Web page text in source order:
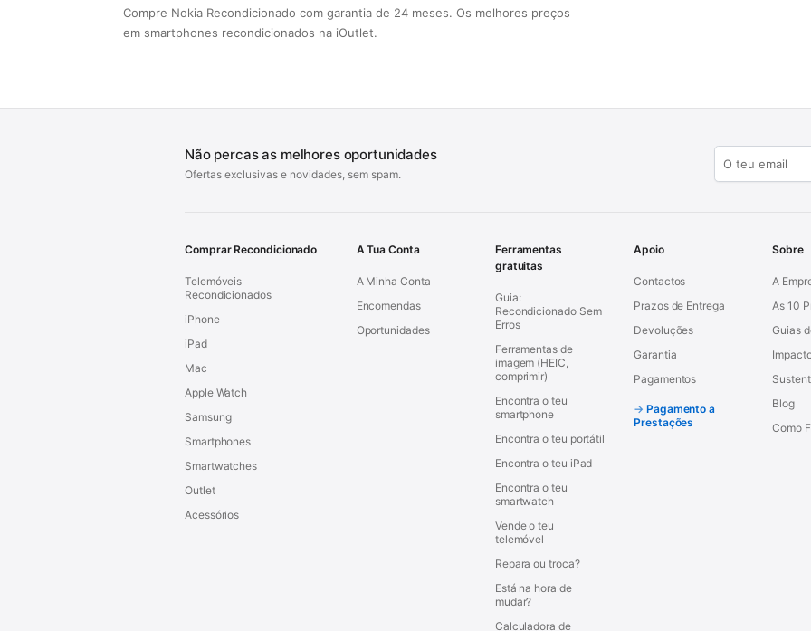
Compre Nokia Recondicionado com garantia de 24 meses. Os melhores preços
em smartphones recondicionados na iOutlet.
Não percas as melhores oportunidades
Ofertas exclusivas e novidades, sem spam.
Comprar Recondicionado
Telemóveis
Recondicionados
iPhone
iPad
Mac
Apple Watch
Samsung
Smartphones
Smartwatches
Outlet
Acessórios
A Tua Conta
A Minha Conta
Encomendas
Oportunidades
Ferramentas
gratuitas
Guia:
Recondicionado Sem
Erros
Ferramentas de
imagem (HEIC,
comprimir)
Encontra o teu
smartphone
Encontra o teu portátil
Encontra o teu iPad
Encontra o teu
smartwatch
Vende o teu
telemóvel
Repara ou troca?
Está na hora de
mudar?
Calculadora de
Apoio
Contactos
Prazos de Entrega
Devoluções
Garantia
Pagamentos
Pagamento a
Prestações
Sobre
A
As 10
Guias
Blog
Como